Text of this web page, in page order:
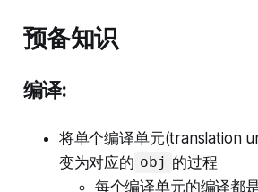
预备知识
编译:
将单个编译单元(translation
变为对应的 obj 的过程
每个编译单元的编译都